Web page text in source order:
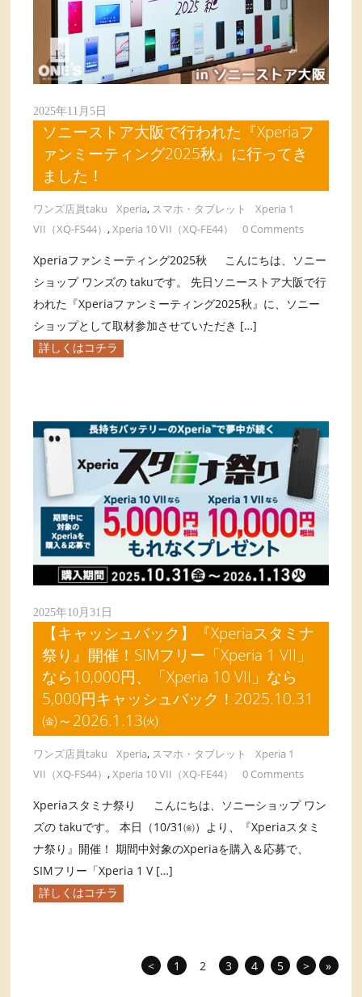
2025年11月5日
ソニーストア大阪で行われた『Xperiaフ
ァンミーティング2025秋』に行ってき
ました！
ワンズ店員taku Xperia, スマホ・タブレット
Xperia 1
VII（XQ-FS44）,Xperia 10 VII（XQ-FE44） 0 Comments
Xperiaファンミーティング2025秋 こんにちは、ソニー
ショップ ワンズの takuです。 先日ソニーストア大阪で行
われた『Xperiaファンミーティング2025秋』に、ソニー
ショップとして取材参加させていただき […]
詳しくはコチラ
2025年10月31日
【キャッシュバック】『Xperiaスタミナ
祭り』開催！SIMフリー「Xperia 1 VII」
なら10,000円、「Xperia 10 VII」なら
5,000円キャッシュバック！2025.10.31
㈮～2026.1.13㈫
ワンズ店員taku Xperia, スマホ・タブレット
Xperia 1
VII（XQ-FS44）,Xperia 10 VII（XQ-FE44） 0 Comments
Xperiaスタミナ祭り こんにちは、ソニーショップ ワン
ズの takuです。 本日（10/31㈮）より、『Xperiaスタミ
ナ祭り』開催！ 期間中対象のXperiaを購入＆応募で、
SIMフリー「Xperia 1 V […]
詳しくはコチラ
< 1 2 3 4 5 > »